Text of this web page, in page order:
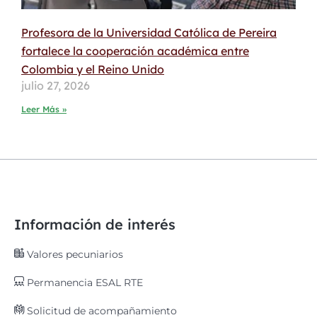
Profesora de la Universidad Católica de Pereira
fortalece la cooperación académica entre
Colombia y el Reino Unido
julio 27, 2026
Leer Más »
Información de interés
Valores pecuniarios
Permanencia ESAL RTE
Solicitud de acompañamiento